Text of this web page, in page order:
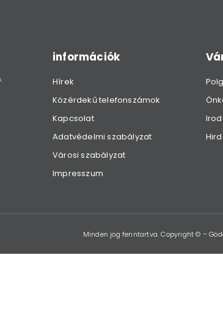
információk
Hírek
Közérdekű telefonszámok
Kapcsolat
Adatvédelmi szabályzat
Városi szabályzat
Impresszum
Minden jog fenntartva. Copyright © –